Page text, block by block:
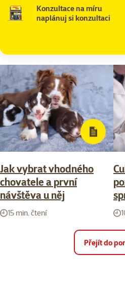
Konzultace na míru
naplánuj si konzultaci
Jak vybrat vhodného
chovatele a první
návštěva u něj
15 min. čtení
Přejít do